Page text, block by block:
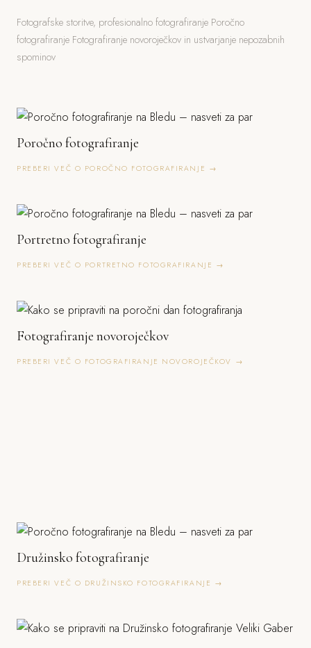
Fotografske storitve, profesionalno fotografiranje Poročno
fotografiranje Fotografiranje novoroječkov in ustvarjanje nepozabnih
spominov
Poročno fotografiranje
PREBERI VEČ O POROČNO FOTOGRAFIRANJE →
Portretno fotografiranje
PREBERI VEČ O PORTRETNO FOTOGRAFIRANJE →
Fotografiranje novoroječkov
PREBERI VEČ O FOTOGRAFIRANJE NOVOROJEČKOV →
Družinsko fotografiranje
PREBERI VEČ O DRUŽINSKO FOTOGRAFIRANJE →